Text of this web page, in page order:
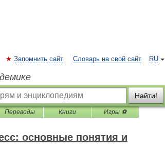
RU
Запомнить сайт Словарь на свой сайт
Найти!
Переводы Книги Игры ⚽
основные понятия и